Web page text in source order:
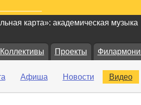
карта»: академическая музыка
Коллективы Проекты
Афиша Новости Видео